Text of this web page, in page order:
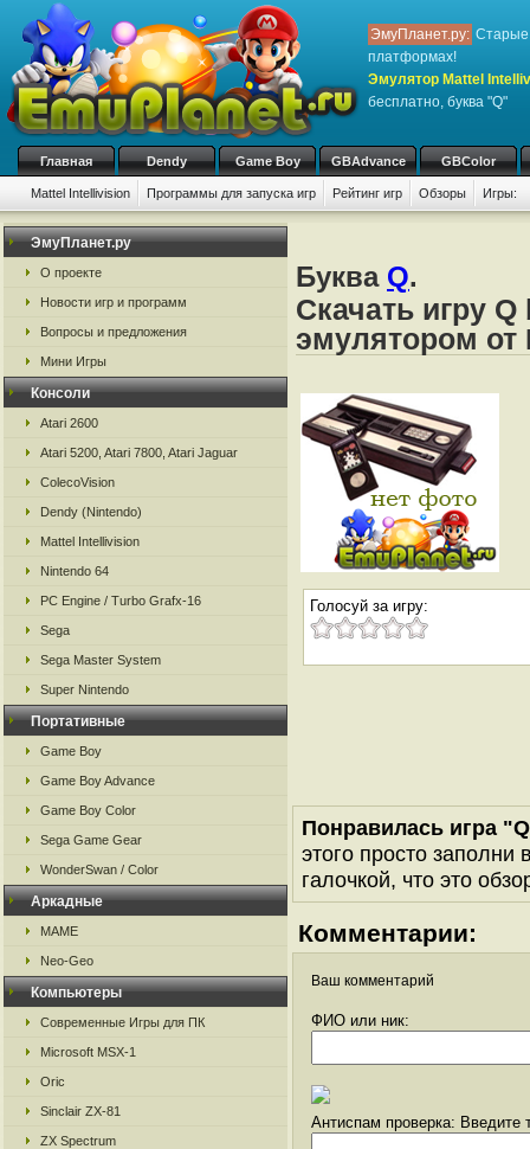
ЭмуПланет.ру: Старые
платформах!
Эмулятор Mattel
бесплатно, буква "Q"
Главная Dendy Game Boy GBAdvance GBColor
Mattel Intellivision Программы для запуска игр Рейтинг игр Обзоры Игры:
ЭмуПланет.ру
О проекте
Новости игр и программ
Вопросы и предложения
Мини Игры
Консоли
Atari 2600
Atari 5200, Atari 7800, Atari Jaguar
ColecoVision
Dendy (Nintendo)
Mattel Intellivision
Nintendo 64
PC Engine / Turbo Grafx-16
Sega
Sega Master System
Super Nintendo
Портативные
Game Boy
Game Boy Advance
Game Boy Color
Sega Game Gear
WonderSwan / Color
Аркадные
MAME
Neo-Geo
Компьютеры
Современные Игры для ПК
Microsoft MSX-1
Oric
Sinclair ZX-81
ZX Spectrum
Буква Q.
Скачать игру
эмулятором от
Голосуй за игру:
Понравилась игра
этого просто заполни
галочкой, что это
Комментарии:
Ваш комментарий
ФИО или ник:
Антиспам проверка: Введите